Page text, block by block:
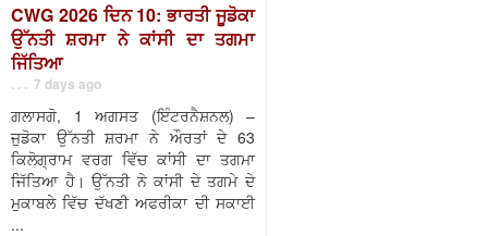
CWG 2026 ਦਿਨ 10: ਭਾਰਤੀ ਜੂਡੋਕਾ
ਉੱਨਤੀ ਸ਼ਰਮਾ ਨੇ ਕਾਂਸੀ ਦਾ ਤਗਮਾ
ਜਿੱਤਿਆ
. . . 7 days ago
ਗਲਾਸਗੋ, 1 ਅਗਸਤ (ਇੰਟਰਨੈਸ਼ਨਲ) –
ਜੁਡੋਕਾ ਉੱਨਤੀ ਸ਼ਰਮਾ ਨੇ ਔਰਤਾਂ ਦੇ 63
ਕਿਲੋਗ੍ਰਾਮ ਵਰਗ ਵਿੱਚ ਕਾਂਸੀ ਦਾ ਤਗਮਾ
ਜਿੱਤਿਆ ਹੈ। ਉੱਨਤੀ ਨੇ ਕਾਂਸੀ ਦੇ ਤਗਮੇ ਦੇ
ਮੁਕਾਬਲੇ ਵਿੱਚ ਦੱਖਣੀ ਅਫਰੀਕਾ ਦੀ ਸਕਾਈ
...